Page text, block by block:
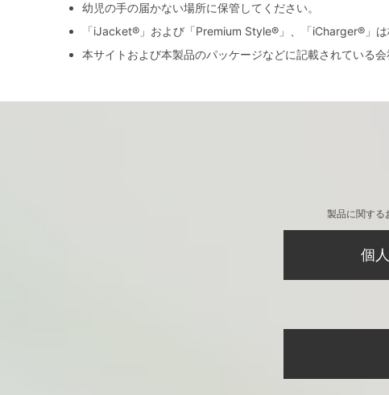
幼児の手の届かない場所に保管してください。
「iJacket®」および「Premium Style®」、「iCharger®」は
本サイトおよび本製品のパッケージなどに記載されている
製品に関する
個